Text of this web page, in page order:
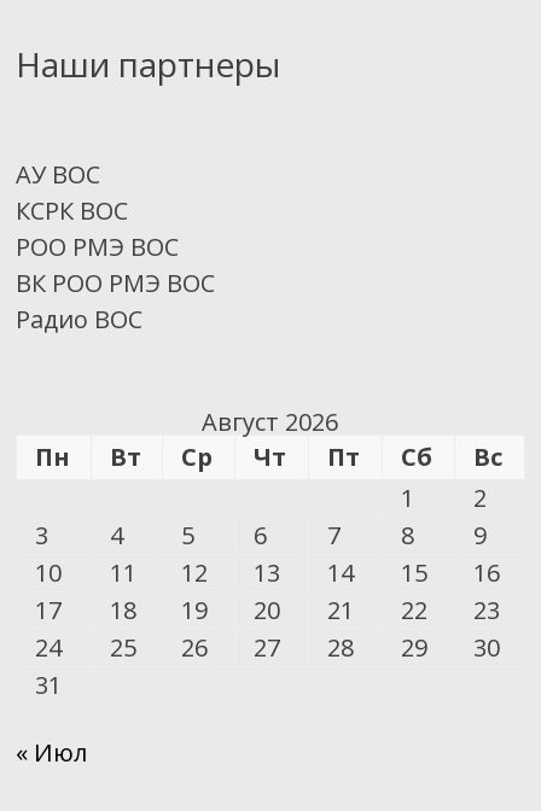
Наши партнеры
АУ ВОС
КСРК ВОС
РОО РМЭ ВОС
ВК РОО РМЭ ВОС
Радио ВОС
Август 2026
Пн
Вт Ср Чт Пт Сб
Вс
1
2
3
4 5 6 7 8
9
10
11 12 13 14 15
16
17
18 19 20 21 22
23
24
25 26 27 28 29
30
31
« Июл